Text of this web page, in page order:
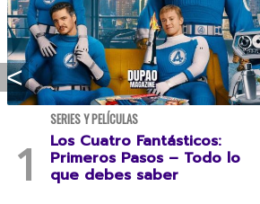
SERIES Y PELÍCULAS
Los Cuatro Fantásticos:
Primeros Pasos – Todo lo
que debes saber